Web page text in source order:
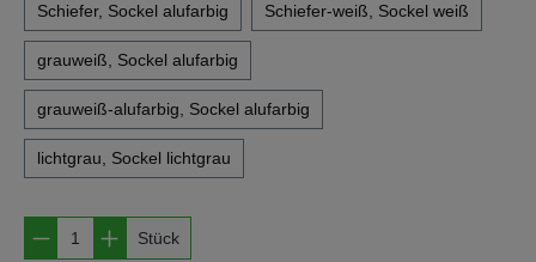
Schiefer, Sockel alufarbig Schiefer-weiß, Sockel weiß
grauweiß, Sockel alufarbig
grauweiß-alufarbig, Sockel alufarbig
lichtgrau, Sockel lichtgrau
Produkt Anzahl: Gib den gewünschten
Stück